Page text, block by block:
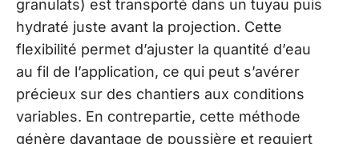
granulats) est transporté dans un tuyau puis
hydraté juste avant la projection. Cette
flexibilité permet d’ajuster la quantité d’eau
au fil de l’application, ce qui peut s’avérer
précieux sur des chantiers aux conditions
variables. En contrepartie, cette méthode
génère davantage de poussière et requiert